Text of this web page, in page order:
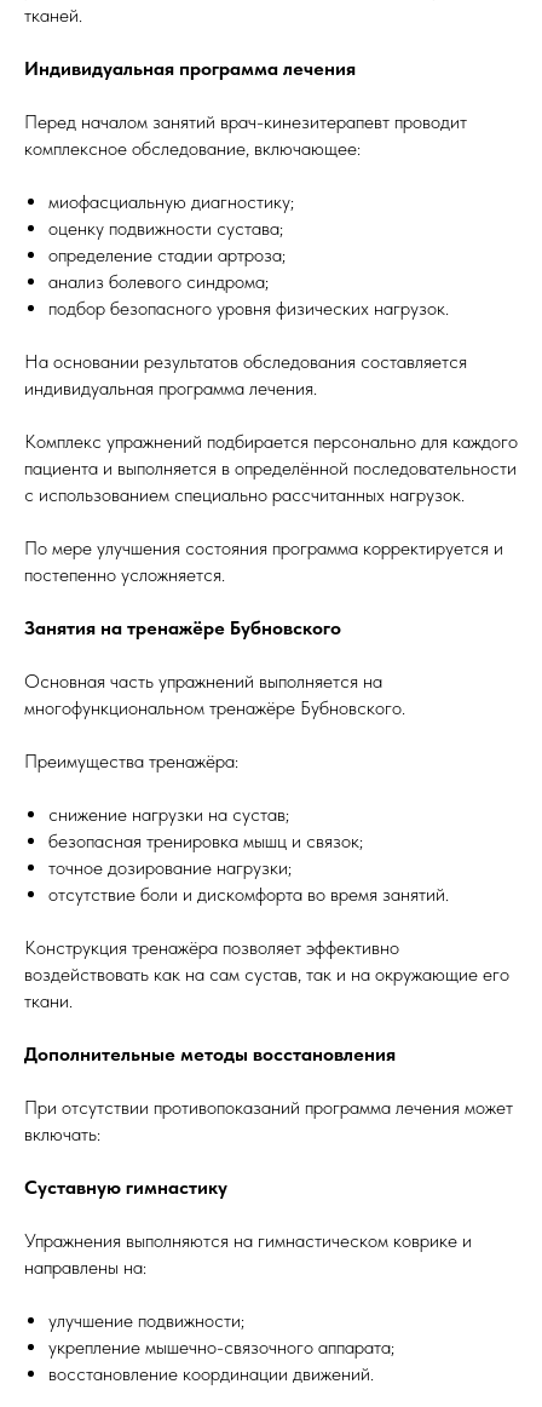
тканей.
Индивидуальная программа лечения
Перед началом занятий врач-кинезитерапевт проводит
комплексное обследование, включающее:
миофасциальную диагностику;
оценку подвижности сустава;
определение стадии артроза;
анализ болевого синдрома;
подбор безопасного уровня физических нагрузок.
На основании результатов обследования составляется
индивидуальная программа лечения.
Комплекс упражнений подбирается персонально для каждого
пациента и выполняется в определённой последовательности
с использованием специально рассчитанных нагрузок.
По мере улучшения состояния программа корректируется и
постепенно усложняется.
Занятия на тренажёре Бубновского
Основная часть упражнений выполняется на
многофункциональном тренажёре Бубновского.
Преимущества тренажёра:
снижение нагрузки на сустав;
безопасная тренировка мышц и связок;
точное дозирование нагрузки;
отсутствие боли и дискомфорта во время занятий.
Конструкция тренажёра позволяет эффективно
воздействовать как на сам сустав, так и на окружающие его
ткани.
Дополнительные методы восстановления
При отсутствии противопоказаний программа лечения может
включать:
Суставную гимнастику
Упражнения выполняются на гимнастическом коврике и
направлены на:
улучшение подвижности;
укрепление мышечно-связочного аппарата;
восстановление координации движений.